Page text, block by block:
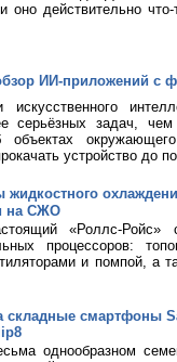
действительно
ИИ-приложений с
серьёзных задач,
объектах
устройство до
на СЖО
«Роллс-Ройс»
процессоров:
и помпой, а
складные смартфоны
однообразном